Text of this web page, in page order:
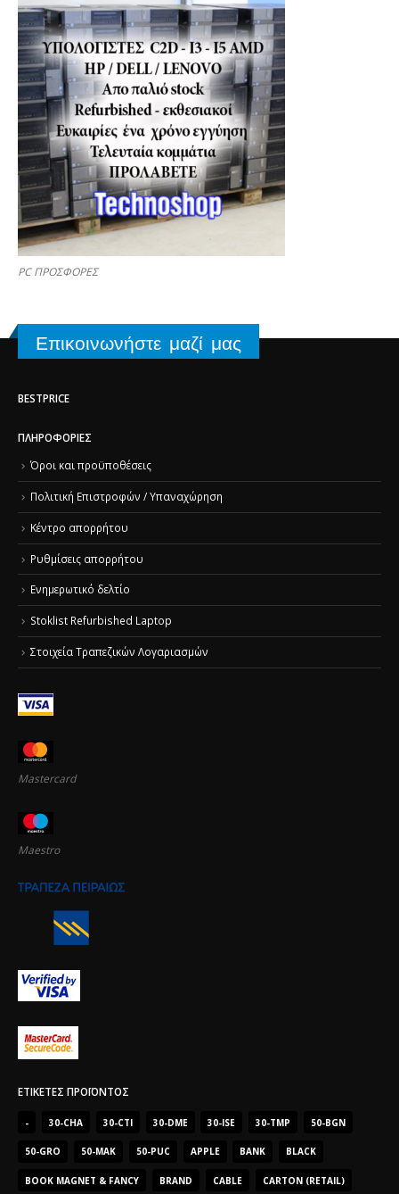
PC ΠΡΟΣΦΟΡΕΣ
Επικοινωνήστε μαζί μας
BESTPRICE
ΠΛΗΡΟΦΟΡΊΕΣ
Όροι και προϋποθέσεις
Πολιτική Επιστροφών / Υπαναχώρηση
Κέντρο απορρήτου
Ρυθμίσεις απορρήτου
Ενημερωτικό δελτίο
Stoklist Refurbished Laptop
Στοιχεία Τραπεζικών Λογαριασμών
Mastercard
Maestro
ΕΤΙΚΈΤΕΣ ΠΡΟΪΌΝΤΟΣ
- 30-CHA 30-CTI 30-DME 30-ISE 30-TMP 50-BGN
50-GRO 50-MAK 50-PUC APPLE BANK BLACK
BOOK MAGNET & FANCY BRAND CABLE CARTON (RETAIL)